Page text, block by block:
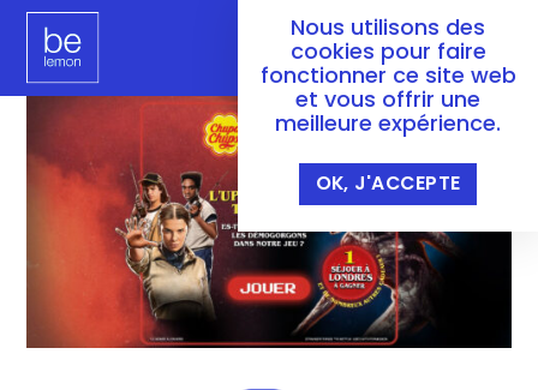
Nous utilisons des
cookies pour faire
fonctionner ce site web
et vous offrir une
meilleure expérience.
OK, J'ACCEPTE